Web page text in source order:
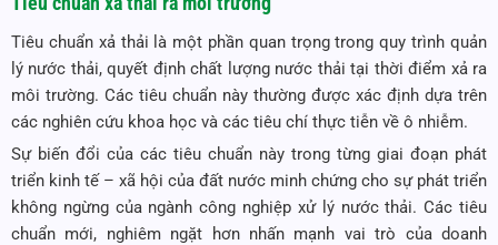
Tiêu chuẩn xả thải là một phần quan trọng trong quy trình quản
lý nước thải, quyết định chất lượng nước thải tại thời điểm xả ra
môi trường. Các tiêu chuẩn này thường được xác định dựa trên
các nghiên cứu khoa học và các tiêu chí thực tiễn về ô nhiễm.
Sự biến đổi của các tiêu chuẩn này trong từng giai đoạn phát
triển kinh tế – xã hội của đất nước minh chứng cho sự phát triển
không ngừng của ngành công nghiệp xử lý nước thải. Các tiêu
chuẩn mới, nghiêm ngặt hơn nhấn mạnh vai trò của doanh